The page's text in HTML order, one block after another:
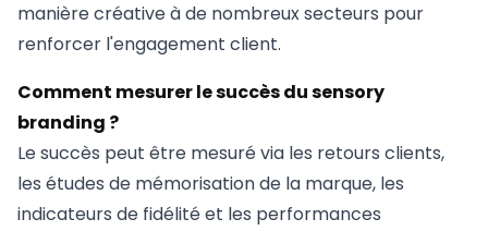
manière créative à de nombreux secteurs pour
renforcer l'engagement client.
Comment mesurer le succès du sensory
branding ?
Le succès peut être mesuré via les retours clients,
les études de mémorisation de la marque, les
indicateurs de fidélité et les performances